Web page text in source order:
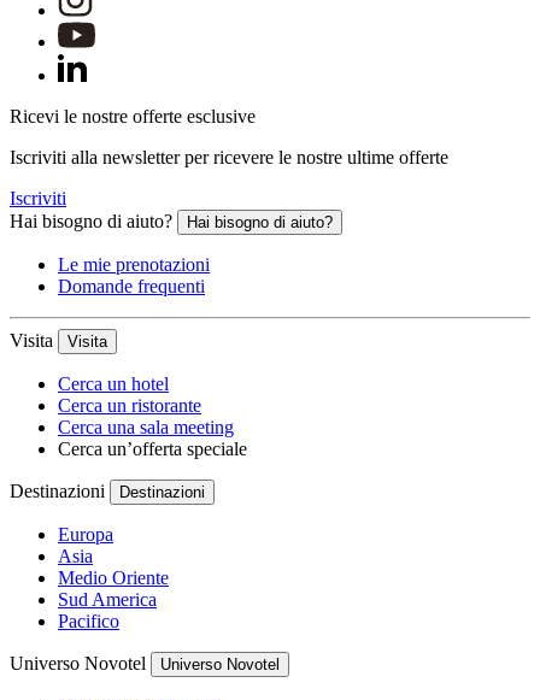
Ricevi le nostre offerte esclusive
Iscriviti alla newsletter per ricevere le nostre ultime offerte
Iscriviti
Hai bisogno di aiuto?
Hai bisogno di aiuto?
Le mie prenotazioni
Domande frequenti
Visita Visita
Cerca un hotel
Cerca un ristorante
Cerca una sala meeting
Cerca un’offerta speciale
Destinazioni Destinazioni
Europa
Asia
Medio Oriente
Sud America
Pacifico
Universo Novotel Universo Novotel